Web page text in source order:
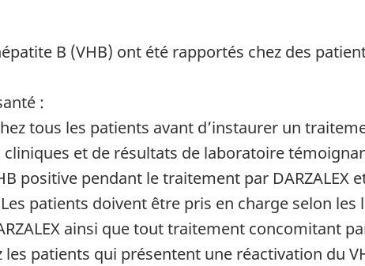
B (VHB) ont été rapportés chez des
:
tous les patients avant d’instaurer un
et de résultats de laboratoire
positive pendant le traitement par DARZALEX
patients doivent être pris en charge selon
ainsi que tout traitement concomitant
patients qui présentent une réactivation du